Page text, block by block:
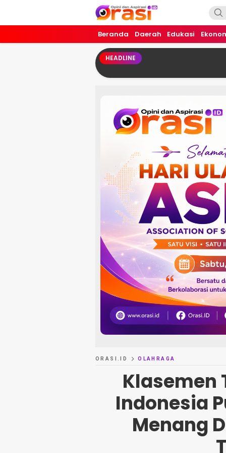
Orasi.ID
Opini dan Aspirasi!
Beranda Daerah Edukasi
HEADLINE
ORASI.ID OLAHRAGA
Klasemen
Indonesia
Menang